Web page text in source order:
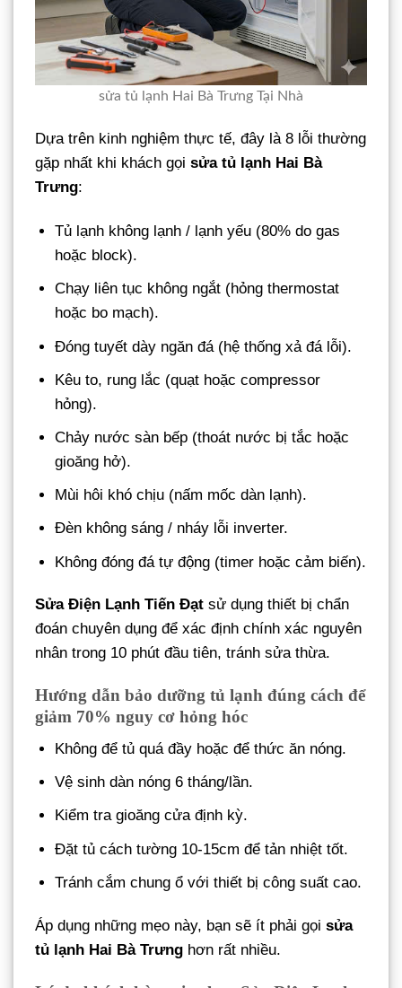
sửa tủ lạnh Hai Bà Trưng Tại Nhà
Dựa trên kinh nghiệm thực tế, đây là 8 lỗi thường
gặp nhất khi khách gọi sửa tủ lạnh Hai Bà
Trưng:
Tủ lạnh không lạnh / lạnh yếu (80% do gas
hoặc block).
Chạy liên tục không ngắt (hỏng thermostat
hoặc bo mạch).
Đóng tuyết dày ngăn đá (hệ thống xả đá lỗi).
Kêu to, rung lắc (quạt hoặc compressor
hỏng).
Chảy nước sàn bếp (thoát nước bị tắc hoặc
gioăng hở).
Mùi hôi khó chịu (nấm mốc dàn lạnh).
Đèn không sáng / nháy lỗi inverter.
Không đóng đá tự động (timer hoặc cảm biến).
Sửa Điện Lạnh Tiến Đạt sử dụng thiết bị chẩn
đoán chuyên dụng để xác định chính xác nguyên
nhân trong 10 phút đầu tiên, tránh sửa thừa.
Hướng dẫn bảo dưỡng tủ lạnh đúng cách để
giảm 70% nguy cơ hỏng hóc
Không để tủ quá đầy hoặc để thức ăn nóng.
Vệ sinh dàn nóng 6 tháng/lần.
Kiểm tra gioăng cửa định kỳ.
Đặt tủ cách tường 10-15cm để tản nhiệt tốt.
Tránh cắm chung ổ với thiết bị công suất cao.
Áp dụng những mẹo này, bạn sẽ ít phải gọi sửa
tủ lạnh Hai Bà Trưng hơn rất nhiều.